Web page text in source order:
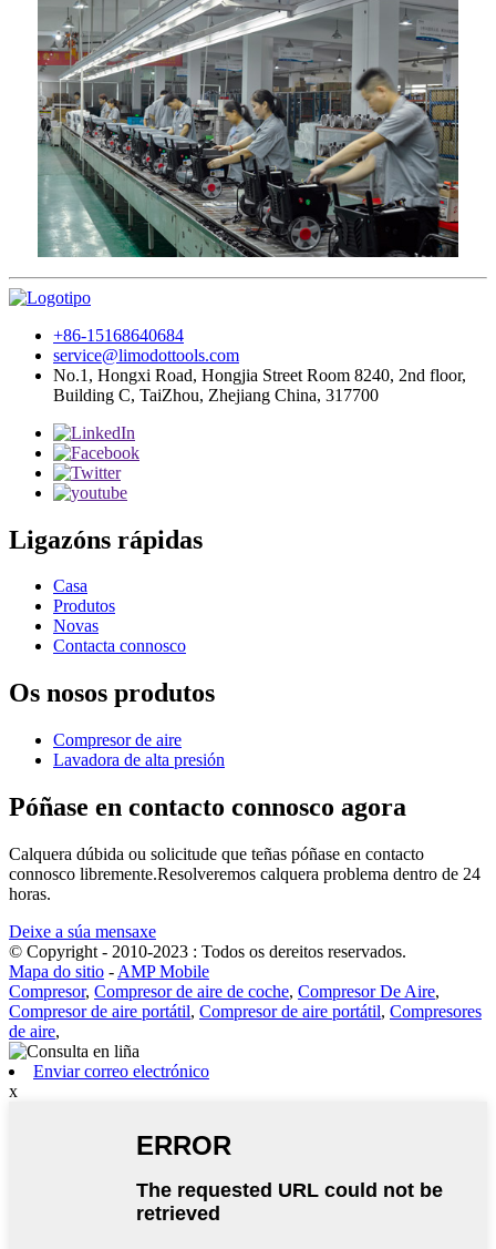
+86-15168640684
service@limodottools.com
No.1, Hongxi Road, Hongjia Street Room 8240, 2nd floor,
Building C, TaiZhou, Zhejiang China, 317700
Ligazóns rápidas
Casa
Produtos
Novas
Contacta connosco
Os nosos produtos
Compresor de aire
Lavadora de alta presión
Póñase en contacto connosco agora
Calquera dúbida ou solicitude que teñas póñase en contacto
connosco libremente.Resolveremos calquera problema dentro de 24
horas.
Deixe a súa mensaxe
© Copyright - 2010-2023 : Todos os dereitos reservados.
Mapa do sitio - AMP Mobile
Compresor, Compresor de aire de coche, Compresor De Aire,
Compresor de aire portátil, Compresor de aire portátil, Compresores
de aire,
Enviar correo electrónico
x